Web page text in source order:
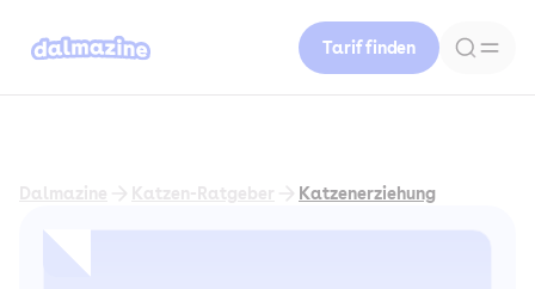
Tarif finden
Dalmazine Katzen-Ratgeber Katzenerziehung